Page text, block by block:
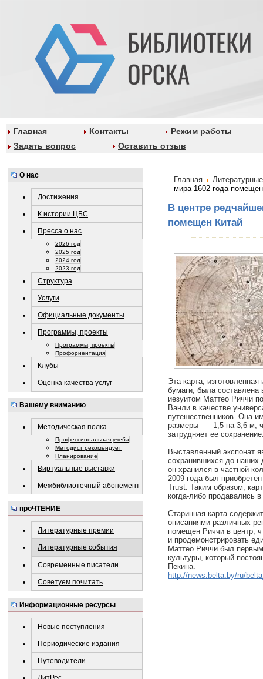
Главная Контакты
Режим работы
Задать вопрос
Оставить отзыв
О нас
Достижения
К истории ЦБС
Пресса о нас
2026 год
2025 год
2024 год
2023 год
Структура
Услуги
Официальные документы
Программы, проекты
Программы, проекты
Профориентация
Клубы
Оценка качества услуг
Вашему вниманию
Методическая полка
Профессиональная учеба
Методист рекомендует
Планирование
Виртуальные выставки
Межбиблиотечный абонемент
проЧТЕНИЕ
Литературные премии
Литературные события
Современные писатели
Советуем почитать
Информационные ресурсы
Новые поступления
Периодические издания
Путеводители
Главная
мира 1602 года
В центре
помещен Китай
Эта карта,
бумаги, была составлена
иезуитом Маттео Риччи
Ванли в качестве
путешественников. Она
размеры — 1,5 на 3,6 м,
затрудняет ее
Выставленный экспонат
сохранившихся до наших
он хранился в частной
2009 года был
Trust. Таким образом,
когда-либо продавались
Старинная карта
описаниями различных
помещен Риччи в центр,
и продемонстрировать
Маттео Риччи был
культуры, который
Пекина.
http://news.belta.by/ru/